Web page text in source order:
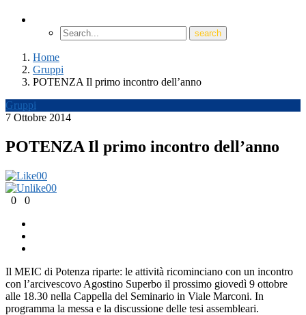
Home
Gruppi
POTENZA Il primo incontro dell’anno
Gruppi
7 Ottobre 2014
POTENZA Il primo incontro dell’anno
00
00
0
0
Il MEIC di Potenza riparte: le attività ricominciano con un incontro
con l’arcivescovo Agostino Superbo il prossimo giovedì 9 ottobre
alle 18.30 nella Cappella del Seminario in Viale Marconi. In
programma la messa e la discussione delle tesi assembleari.